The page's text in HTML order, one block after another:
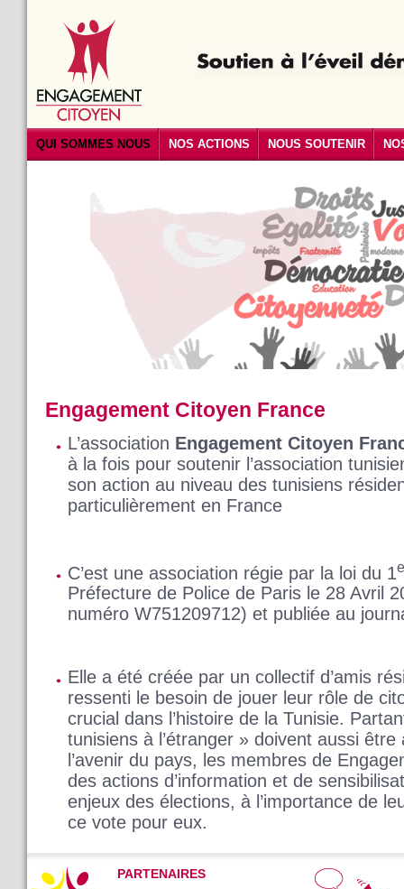
QUI SOMMES NOUS NOS ACTIONS NOUS SOUTENIR
Engagement Citoyen France
L’association Engagement Citoyen
à la fois pour soutenir l’association
son action au niveau des tunisiens
particulièrement en France
C’est une association régie par la loi du 1
Préfecture de Police de Paris le 28 Avril
numéro W751209712) et publiée au
Elle a été créée par un collectif d’amis
ressenti le besoin de jouer leur rôle de
crucial dans l’histoire de la Tunisie.
tunisiens à l’étranger » doivent aussi
l’avenir du pays, les membres de
des actions d’information et de
enjeux des élections, à l’importance de
ce vote pour eux.
PARTENAIRES